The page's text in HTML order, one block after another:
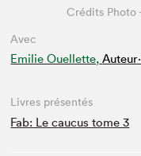
Avec
Emilie Ouellette,
Crédits Photo
Livres présentés
Fab: Le caucus tome 3